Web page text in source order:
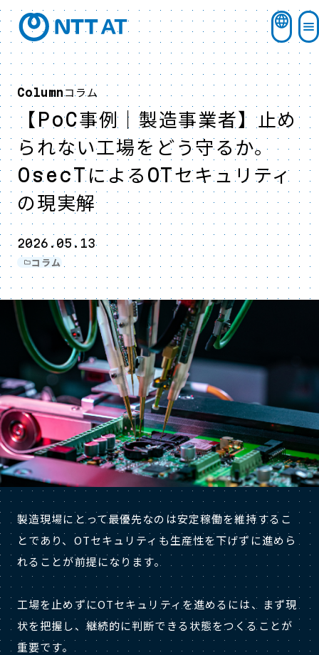
Columnコラム
【PoC事例｜製造事業者】止め
られない工場をどう守るか。
OsecTによるOTセキュリティ
の現実解
2026.05.13
コラム
製造現場にとって最優先なのは安定稼働を維持するこ
とであり、OTセキュリティも生産性を下げずに進めら
れることが前提になります。
工場を止めずにOTセキュリティを進めるには、まず現
状を把握し、継続的に判断できる状態をつくることが
重要です。